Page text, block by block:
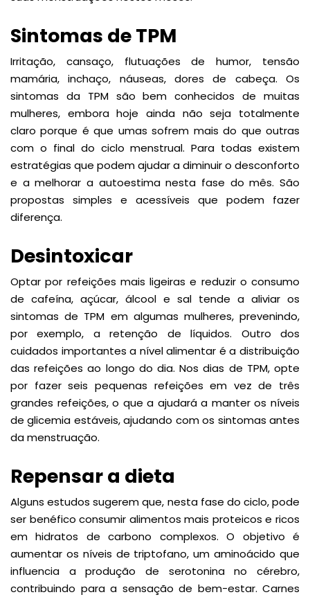
Sintomas de TPM
Irritação, cansaço, flutuações de humor, tensão
mamária, inchaço, náuseas, dores de cabeça. Os
sintomas da TPM são bem conhecidos de muitas
mulheres, embora hoje ainda não seja totalmente
claro porque é que umas sofrem mais do que outras
com o final do ciclo menstrual. Para todas existem
estratégias que podem ajudar a diminuir o desconforto
e a melhorar a autoestima nesta fase do mês. São
propostas simples e acessíveis que podem fazer
diferença.
Desintoxicar
Optar por refeições mais ligeiras e reduzir o consumo
de cafeína, açúcar, álcool e sal tende a aliviar os
sintomas de TPM em algumas mulheres, prevenindo,
por exemplo, a retenção de líquidos. Outro dos
cuidados importantes a nível alimentar é a distribuição
das refeições ao longo do dia. Nos dias de TPM, opte
por fazer seis pequenas refeições em vez de três
grandes refeições, o que a ajudará a manter os níveis
de glicemia estáveis, ajudando com os sintomas antes
da menstruação.
Repensar a dieta
Alguns estudos sugerem que, nesta fase do ciclo, pode
ser benéfico consumir alimentos mais proteicos e ricos
em hidratos de carbono complexos. O objetivo é
aumentar os níveis de triptofano, um aminoácido que
influencia a produção de serotonina no cérebro,
contribuindo para a sensação de bem-estar. Carnes